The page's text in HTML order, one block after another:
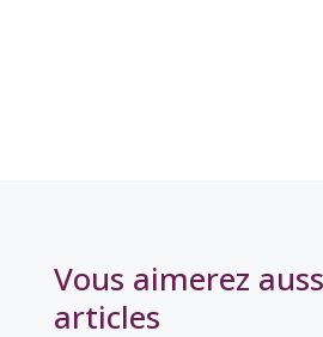
Vous aimerez
articles